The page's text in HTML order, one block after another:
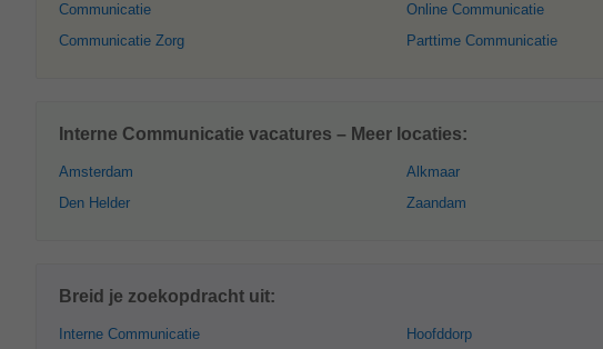
Communicatie
Communicatie Zorg
Online Communicatie
Parttime Communicatie
Interne Communicatie vacatures – Meer locaties:
Amsterdam
Den Helder
Alkmaar
Zaandam
Breid je zoekopdracht uit:
Interne Communicatie Hoofddorp